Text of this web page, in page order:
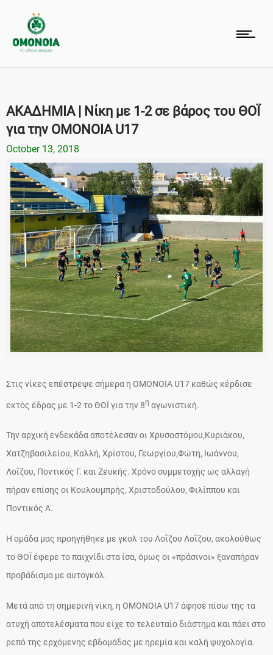
ΑΚΑΔΗΜΙΑ | Νίκη με 1-2 σε βάρος του ΘΟΪ
για την ΟΜΟΝΟΙΑ U17
October 13, 2018
Στις νίκες επέστρεψε σήμερα η ΟΜΟΝΟΙΑ U17 καθώς κέρδισε
εκτός έδρας με 1-2 το ΘΟΪ για την 8η αγωνιστική.
Την αρχική ενδεκάδα αποτέλεσαν οι Χρυσοστόμου,Κυριάκου,
Χατζηβασιλείου, Καλλή, Χρίστου, Γεωργίου,Φώτη, Ιωάννου,
Λοΐζου, Ποντικός Γ. και Ζευκής. Χρόνο συμμετοχής ως αλλαγή
πήραν επίσης οι Κουλουμπρής, Χριστοδούλου, Φιλίππου και
Ποντικός Α.
Η ομάδα μας προηγήθηκε με γκολ του Λοΐζου Λοΐζου, ακολούθως
το ΘΟΪ έφερε το παιχνίδι στα ίσα, όμως οι «πράσινοι» ξαναπήραν
προβάδισμα με αυτογκόλ.
Μετά από τη σημερινή νίκη, η ΟΜΟΝΟΙΑ U17 άφησε πίσω της τα
ατυχή αποτελέσματα που είχε το τελευταίο διάστημα και πάει στο
ρεπό της ερχόμενης εβδομάδας με ηρεμία και καλή ψυχολογία.